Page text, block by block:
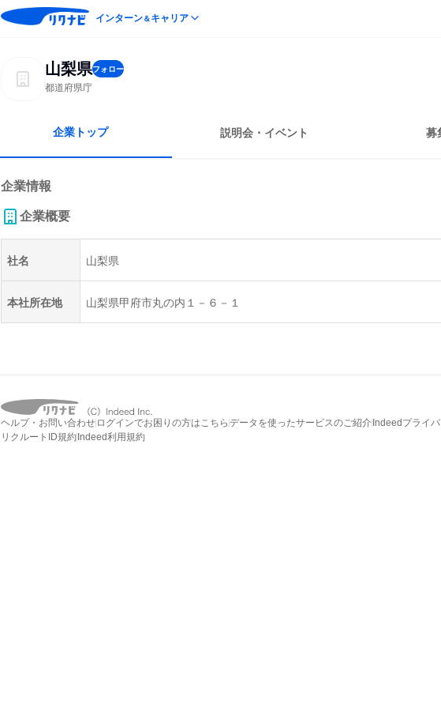
インターン＆キャリア
山梨県フォロー
都道府県庁
企業トップ 説明会・イベント 募
企業情報
企業概要
社名 山梨県
本社所在地 山梨県甲府市丸の内１－６－１
ヘルプ・お問い合わせ ログインでお困りの方はこちら データを使ったサービスのご紹介 Indeedプライ
リクルートID規約 Indeed利用規約